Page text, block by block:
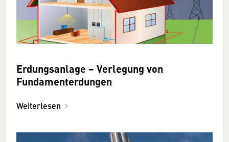
Erdungsanlage − Verlegung von
Fundamenterdungen
Weiterlesen